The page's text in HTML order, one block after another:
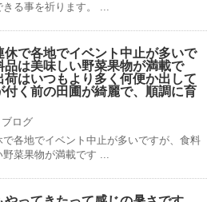
る事を祈ります。 ...
休で各地でイベント中止が多いで
品は美味しい野菜果物が満載で
荷はいつもより多く何便か出して
付く前の田圃が綺麗で、順調に育
ブログ
で各地でイベント中止が多いですが、食料
菜果物が満載です ...